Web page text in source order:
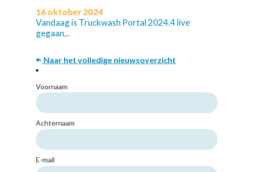
16 oktober 2024
Vandaag is Truckwash Portal 2024.4 live
gegaan,..
Naar het volledige nieuwsoverzicht
Voornaam
Achternaam
E-mail